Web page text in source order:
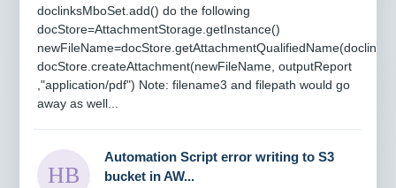
doclinksMboSet.add() do the following
docStore=AttachmentStorage.getInstance()
docStore.createAttachment(newFileName, outputReport
,"application/pdf") Note: filename3 and filepath would go
away as well...
Automation Script error writing to S3
bucket in AW...